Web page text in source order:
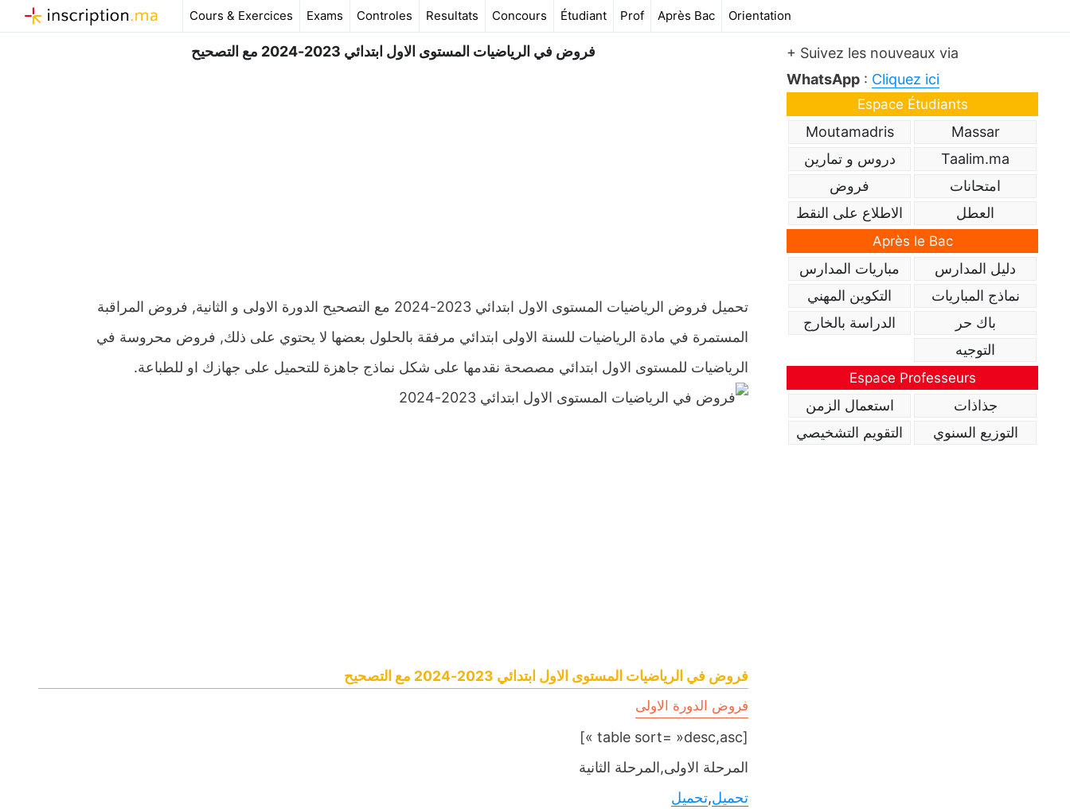
au
Cours & Exercices Exams Controles Resultats Concours Étudiant Prof Après Bac Orientation
فروض في الرياضيات المستوى الاول ابتدائي 2023-2024 مع التصحيح
تحميل فروض الرياضيات المستوى الاول ابتدائي 2023-2024 مع التصحيح الدورة الاولى و الثانية, فروض المراقبة
المستمرة في مادة الرياضيات للسنة الاولى ابتدائي مرفقة بالحلول بعضها لا يحتوي على ذلك, فروض محروسة في
الرياضيات للمستوى الاول ابتدائي مصصحة نقدمها على شكل نماذج جاهزة للتحميل على جهازك او للطباعة.
فروض في الرياضيات المستوى الاول ابتدائي 2023-2024 مع التصحيح
فروض الدورة الاولى
[table sort= »desc,asc »]
المرحلة الاولى,المرحلة الثانية
تحميل,تحميل
+ Suivez les nouveaux via
WhatsApp : Cliquez ici
Espace Étudiants
Massar
Moutamadris
Taalim.ma
دروس و تمارين
امتحانات
فروض
العطل
الاطلاع على النقط
Après le Bac
دليل المدارس
مباريات المدارس
نماذج المباريات
التكوين المهني
باك حر
الدراسة بالخارج
التوجيه
Espace Professeurs
جذاذات
استعمال الزمن
التوزيع السنوي
التقويم التشخيصي